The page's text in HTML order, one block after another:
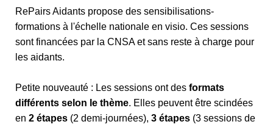
RePairs Aidants propose des sensibilisations-
formations à l'échelle nationale en visio. Ces sessions
sont financées par la CNSA et sans reste à charge pour
les aidants.
Petite nouveauté : Les sessions ont des formats
différents selon le thème. Elles peuvent être scindées
en 2 étapes (2 demi-journées), 3 étapes (3 sessions de